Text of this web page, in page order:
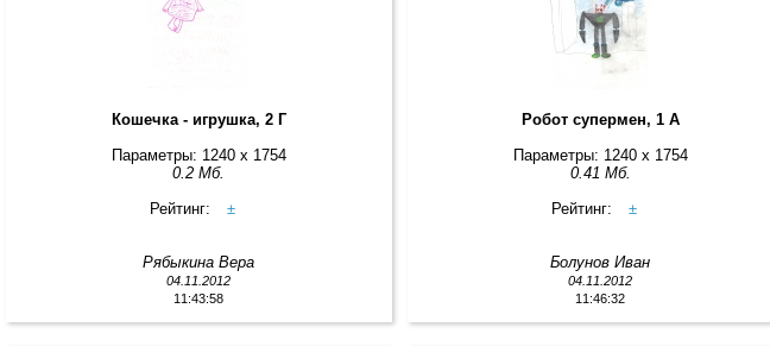
Кошечка - игрушка, 2 Г
Параметры: 1240 x 1754
0.2 Мб.
Рейтинг:
±
Рябыкина Вера
04.11.2012
11:43:58
Робот супермен, 1 А
Параметры: 1240 x 1754
0.41 Мб.
Рейтинг:
±
Болунов Иван
04.11.2012
11:46:32